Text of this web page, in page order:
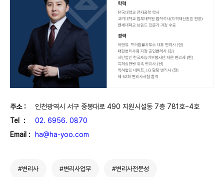
주소 :
인천광역시 서구 중봉대로 490 지원시설동 7층 781호~4호
Tel :
02. 6956. 0870
Email :
ha@ha-yoo.com
#변리사 #변리사업무 #변리사전문성